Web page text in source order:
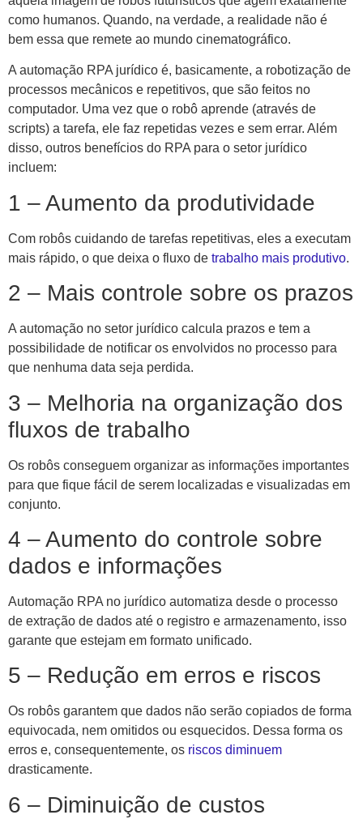
como humanos. Quando, na verdade, a realidade não é
bem essa que remete ao mundo cinematográfico.
A automação RPA jurídico é, basicamente, a robotização de
processos mecânicos e repetitivos, que são feitos no
computador. Uma vez que o robô aprende (através de
scripts) a tarefa, ele faz repetidas vezes e sem errar. Além
disso, outros benefícios do RPA para o setor jurídico
incluem:
1 – Aumento da produtividade
Com robôs cuidando de tarefas repetitivas, eles a executam
mais rápido, o que deixa o fluxo de trabalho mais produtivo.
2 – Mais controle sobre os prazos
A automação no setor jurídico calcula prazos e tem a
possibilidade de notificar os envolvidos no processo para
que nenhuma data seja perdida.
3 – Melhoria na organização dos
fluxos de trabalho
Os robôs conseguem organizar as informações importantes
para que fique fácil de serem localizadas e visualizadas em
conjunto.
4 – Aumento do controle sobre
dados e informações
Automação RPA no jurídico automatiza desde o processo
de extração de dados até o registro e armazenamento, isso
garante que estejam em formato unificado.
5 – Redução em erros e riscos
Os robôs garantem que dados não serão copiados de forma
equivocada, nem omitidos ou esquecidos. Dessa forma os
erros e, consequentemente, os riscos diminuem
drasticamente.
6 – Diminuição de custos